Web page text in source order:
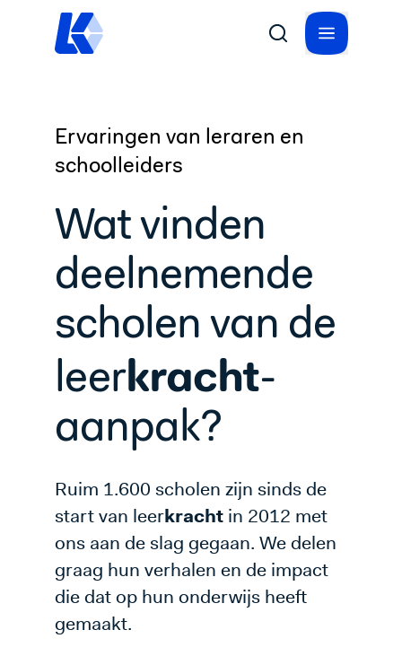
Ervaringen van leraren en
schoolleiders
Wat vinden
deelnemende
scholen van de
leerkracht-
aanpak?
Ruim 1.600 scholen zijn sinds de
start van leerkrachtin 2012 met
ons aan de slag gegaan. We delen
graag hun verhalen en de impact
die dat op hun onderwijs heeft
gemaakt.